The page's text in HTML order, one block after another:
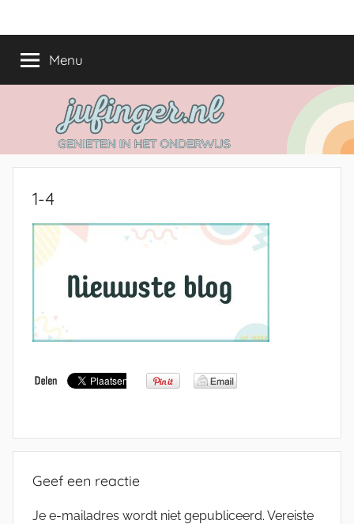
naarjufinger.nl
het
onderwijs
Menu
1-4
Geef een reactie
Je e-mailadres wordt niet gepubliceerd. Vereiste